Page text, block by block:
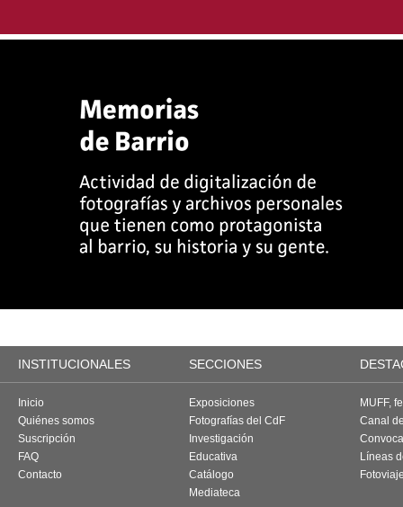
INSTITUCIONALES SECCIONES
Inicio
Quiénes somos
Suscripción
FAQ
Contacto
Exposiciones
Fotografías del CdF
Investigación
Educativa
Catálogo
Mediateca
MUFF,
Canal
Líneas